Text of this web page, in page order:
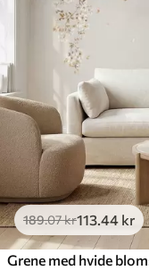
189.07kr113 .44 kr